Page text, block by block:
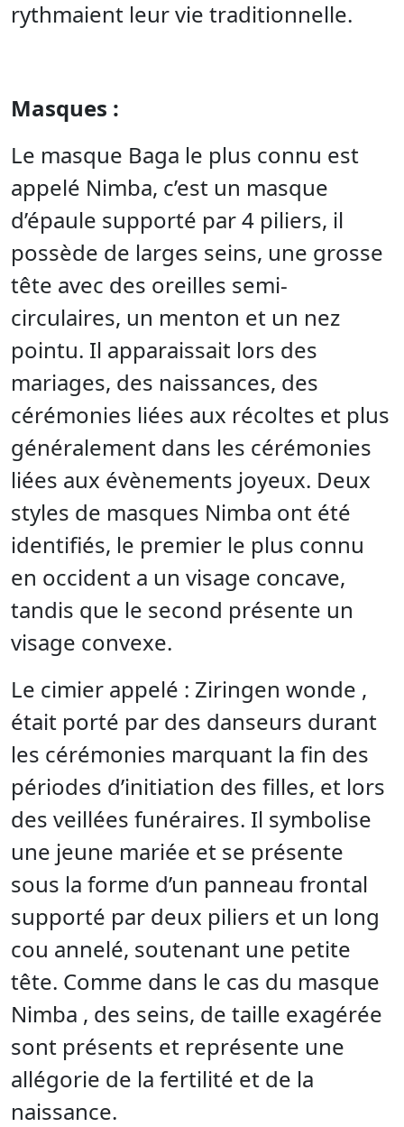
rythmaient leur vie traditionnelle.
Masques :
Le masque Baga le plus connu est
appelé Nimba, c’est un masque
d’épaule supporté par 4 piliers, il
possède de larges seins, une grosse
tête avec des oreilles semi-
circulaires, un menton et un nez
pointu. Il apparaissait lors des
mariages, des naissances, des
cérémonies liées aux récoltes et plus
généralement dans les cérémonies
liées aux évènements joyeux. Deux
styles de masques Nimba ont été
identifiés, le premier le plus connu
en occident a un visage concave,
tandis que le second présente un
visage convexe.
Le cimier appelé : Ziringen wonde ,
était porté par des danseurs durant
les cérémonies marquant la fin des
périodes d’initiation des filles, et lors
des veillées funéraires. Il symbolise
une jeune mariée et se présente
sous la forme d’un panneau frontal
supporté par deux piliers et un long
cou annelé, soutenant une petite
tête. Comme dans le cas du masque
Nimba , des seins, de taille exagérée
sont présents et représente une
allégorie de la fertilité et de la
naissance.